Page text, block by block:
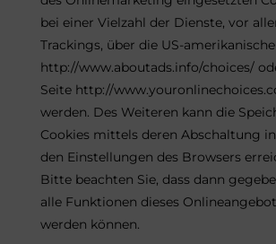
bei einer Vielzahl der Dienste, vor
Trackings, über die US-
http://www.aboutads.info/choices/
Seite http://
werden. Des Weiteren kann die
Cookies mittels deren Abschaltung in
den Einstellungen des Browsers
Bitte beachten Sie, dass dann
alle Funktionen dieses
werden können.